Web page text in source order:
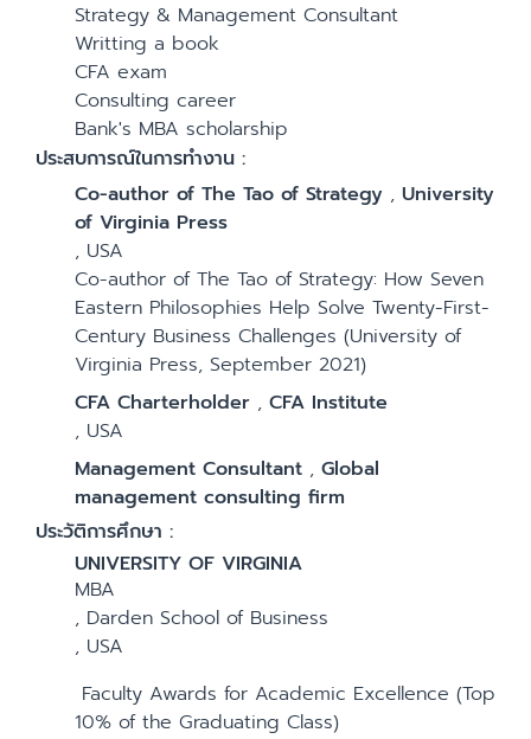
Strategy & Management Consultant
Writting a book
CFA exam
Consulting career
Bank's MBA scholarship
ประสบการณ์ในการทำงาน :
Co-author of The Tao of Strategy , University
of Virginia Press
, USA
Co-author of The Tao of Strategy: How Seven
Eastern Philosophies Help Solve Twenty-First-
Century Business Challenges (University of
Virginia Press, September 2021)
CFA Charterholder , CFA Institute
, USA
Management Consultant , Global
management consulting firm
ประวัติการศึกษา :
UNIVERSITY OF VIRGINIA
MBA
, Darden School of Business
, USA
Faculty Awards for Academic Excellence (Top
10% of the Graduating Class)